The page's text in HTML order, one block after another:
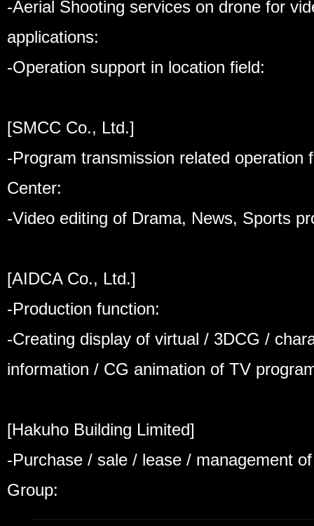
-Aerial Shooting services on drone for
applications:
-Operation support in location field:
[SMCC Co., Ltd.]
-Program transmission related operation
Center:
-Video editing of Drama, News, Sports
[AIDCA Co., Ltd.]
-Production function:
-Creating display of virtual / 3DCG /
information / CG animation of TV
[Hakuho Building Limited]
-Purchase / sale / lease / management
Group: